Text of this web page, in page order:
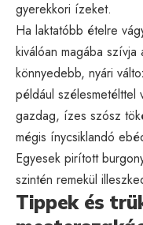
gyerekkori ízeket.
Ha laktatóbb ételre
kiválóan magába szívja
könnyedebb, nyári
például
gazdag, ízes szósz
mégis ínycsiklandó
Egyesek pirított
szintén remekül
Tippek és